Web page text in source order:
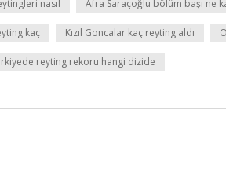
nasıl Afra Saraçoğlu bölüm başı ne
kaç Kızıl Goncalar kaç reyting aldı
reyting rekoru hangi dizide